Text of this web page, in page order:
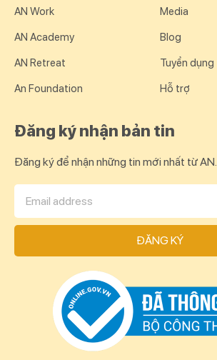
AN Work
AN Academy
AN Retreat
An Foundation
Media
Blog
Tuyển dụng
Hỗ trợ
Đăng ký nhận bản tin
Đăng ký để nhận những tin mới nhất từ AN.
ĐĂNG KÝ